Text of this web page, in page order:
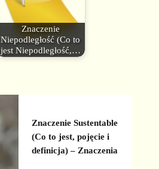
Znaczenie
Niepodległość (Co to
jest Niepodległość,…
Znaczenie Sustentable
(Co to jest, pojęcie i
definicja) – Znaczenia